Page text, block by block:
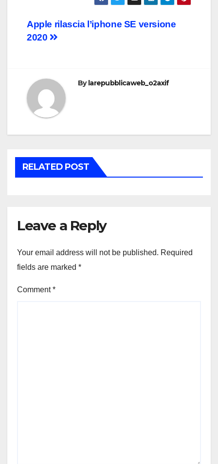
Post
Apple rilascia l’iphone SE versione
2020
By larepubblicaweb_o2axif
RELATED POST
Leave a Reply
Your email address will not be published. Required
fields are marked *
Comment*